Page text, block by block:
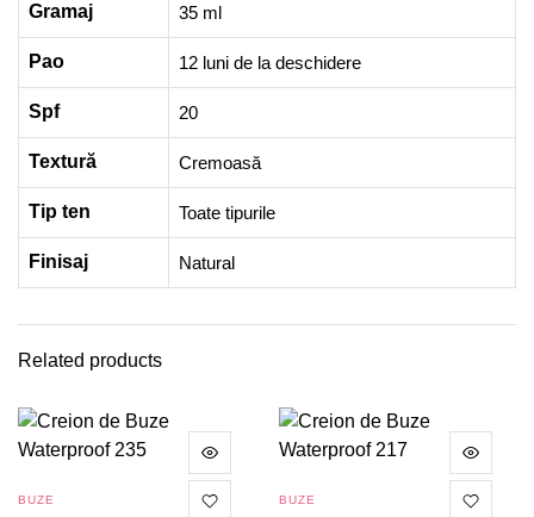
Gramaj 35 ml
Pao 12 luni de la deschidere
Spf 20
Textură Cremoasă
Tip ten Toate tipurile
Finisaj Natural
Related products
BUZE BUZE